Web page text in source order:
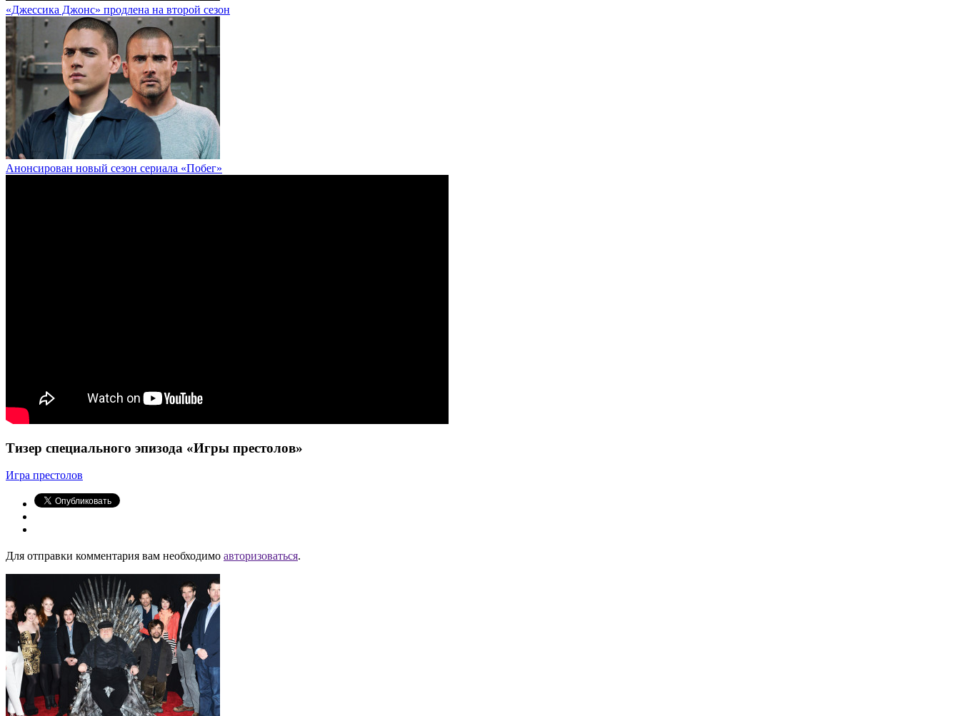
«Джессика Джонс» продлена на второй сезон
Анонсирован новый сезон сериала «Побег»
Тизер специального эпизода «Игры престолов»
Игра престолов
Для отправки комментария вам необходимо авторизоваться.